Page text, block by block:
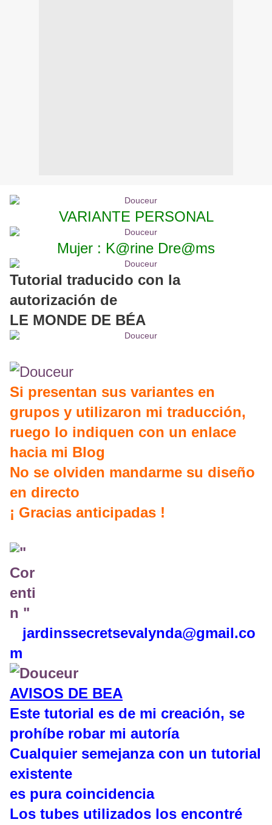
VARIANTE PERSONAL
Mujer : K@rine Dre@ms
Tutorial traducido con la
autorización de
LE MONDE DE BÉA
Si presentan sus variantes en
grupos y utilizaron mi traducción,
ruego lo indiquen con un enlace
hacia mi Blog
No se olviden mandarme su diseño
en directo
¡ Gracias anticipadas !
jardinssecretsevalynda@gmail.co
m
AVISOS DE BEA
Este tutorial es de mi creación, se
prohíbe robar mi autoría
Cualquier semejanza con un tutorial
existente
es pura coincidencia
Los tubes utilizados los encontré